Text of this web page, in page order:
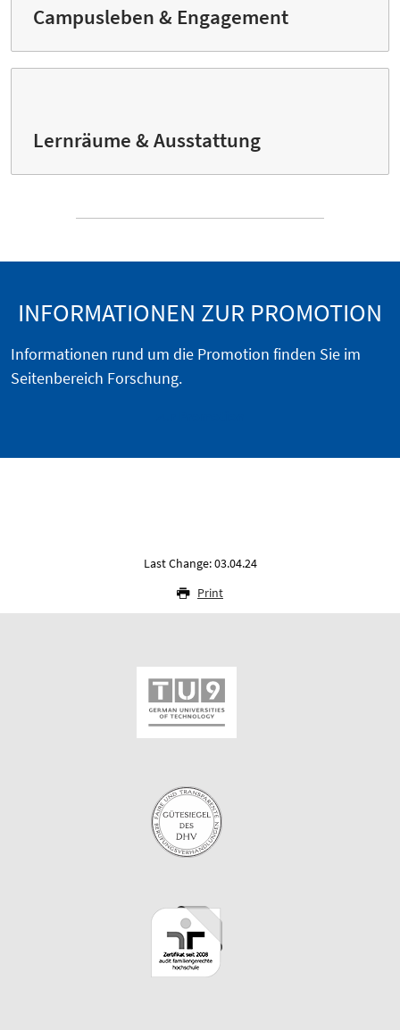
Campusleben & Engagement
Lernräume & Ausstattung
INFORMATIONEN ZUR PROMOTION
Informationen rund um die Promotion finden Sie im
Seitenbereich Forschung.
Last Change: 03.04.24
Print